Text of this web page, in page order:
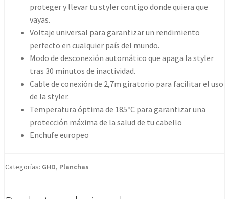
proteger y llevar tu styler contigo donde quiera que
vayas.
Voltaje universal para garantizar un rendimiento
perfecto en cualquier país del mundo.
Modo de desconexión automático que apaga la styler
tras 30 minutos de inactividad.
Cable de conexión de 2,7m giratorio para facilitar el uso
de la styler.
Temperatura óptima de 185ºC para garantizar una
protección máxima de la salud de tu cabello
Enchufe europeo
Categorías: GHD, Planchas